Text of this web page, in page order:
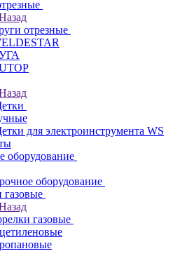
отрезные
для электроинструмента WS
оборудование
оборудование
газовые
газовые